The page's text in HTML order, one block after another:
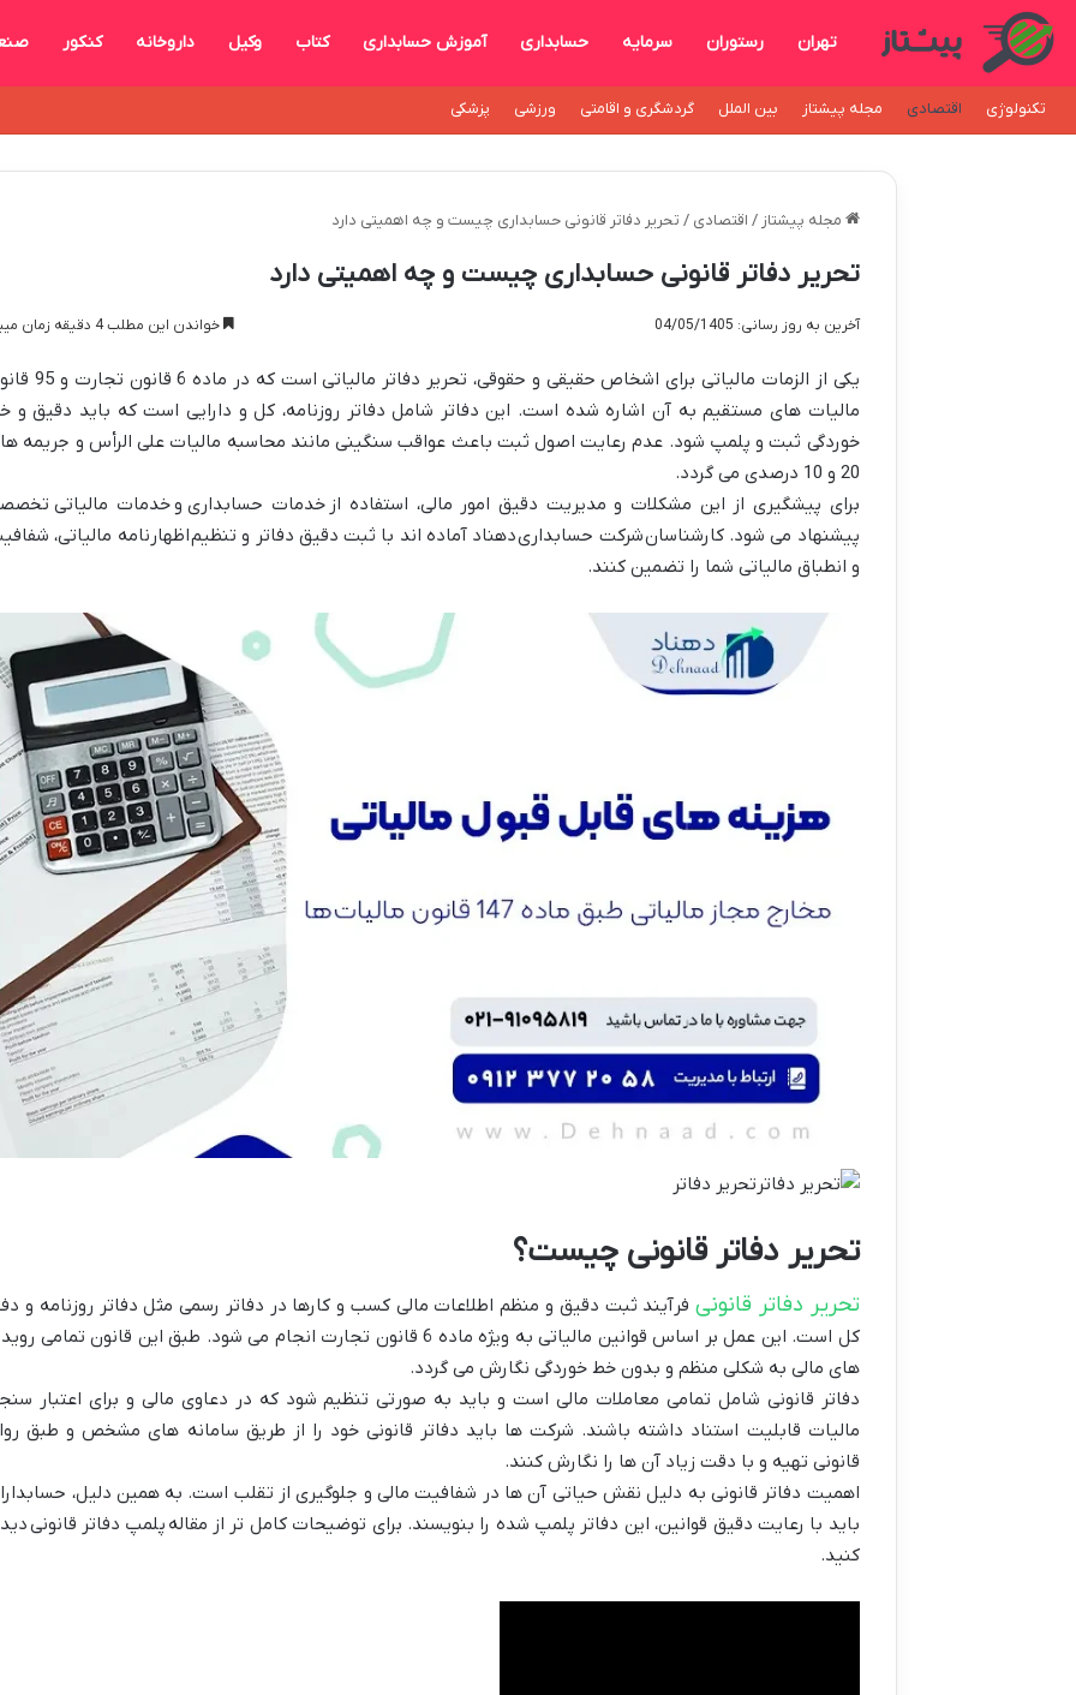
تهران رستوران سرمایه حسابداری آموزش حسابداری کتاب وکیل داروخانه کنکور
تکنولوژی اقتصادی مجله پیشتاز بین الملل گردشگری و اقامتی ورزشی پزشکی
مجله پیشتاز / اقتصادی / تحریر دفاتر قانونی حسابداری چیست و چه اهمیتی دارد
تحریر دفاتر قانونی حسابداری چیست و چه اهمیتی دارد
آخرین به روز رسانی: 04/05/1405 خواندن این مطلب 4 دقیقه زمان میبرد
یکی از الزمات مالیاتی برای اشخاص حقیقی و حقوقی، تحریر دفاتر مالیاتی
مالیات های مستقیم به آن اشاره شده است. این دفاتر شامل دفاتر روزنامه، کل و دارایی است که باید دقیق و
خوردگی ثبت و پلمپ شود. عدم رعایت اصول ثبت باعث عواقب سنگینی مانند محاسبه مالیات علی الرأس و جریمه
20 و 10 درصدی می گردد.
برای پیشگیری از این مشکلات و مدیریت دقیق امور مالی، استفاده از خدمات حسابداری وخدمات مالیاتی
پیشنهاد می شود. کارشناسانشرکت حسابداریدهناد آماده اند با ثبت دقیق دفاتر و تنظیماظهارنامه مالیاتی،
و انطباق مالیاتی شما را تضمین کنند.
تحریر دفاتر
تحریر دفاتر قانونی چیست؟
تحریر دفاتر قانونیفرآیند ثبت دقیق و منظم اطلاعات مالی کسب و کارها در دفاتر رسمی مثل دفاتر روزنامه و
کل است. این عمل بر اساس قوانین مالیاتی به ویژه ماده 6 قانون تجارت انجام می شود. طبق این قانون تمامی
های مالی به شکلی منظم و بدون خط خوردگی نگارش می گردد.
دفاتر قانونی شامل تمامی معاملات مالی است و باید به صورتی تنظیم شود که در دعاوی مالی و برای اعتبار
مالیات قابلیت استناد داشته باشند. شرکت ها باید دفاتر قانونی خود را از طریق سامانه های مشخص و طبق
قانونی تهیه و با دقت زیاد آن ها را نگارش کنند.
اهمیت دفاتر قانونی به دلیل نقش حیاتی آن ها در شفافیت مالی و جلوگیری از تقلب است. به همین دلیل،
باید با رعایت دقیق قوانین، این دفاتر پلمپ شده را بنویسند. برای توضیحات کامل تر از مقاله پلمپ دفاتر قانونی
کنید.